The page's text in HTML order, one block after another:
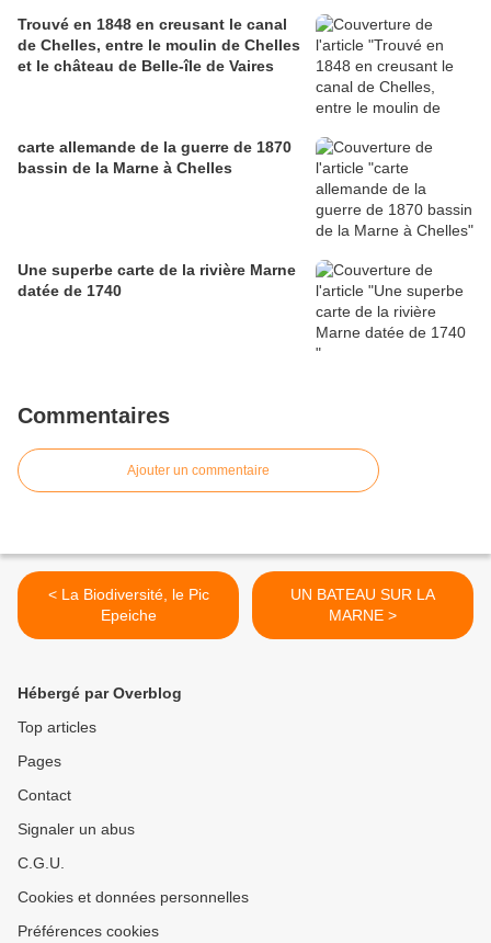
Trouvé en 1848 en creusant le canal
de Chelles, entre le moulin de Chelles
et le château de Belle-île de Vaires
carte allemande de la guerre de 1870
bassin de la Marne à Chelles
Une superbe carte de la rivière Marne
datée de 1740
Commentaires
Ajouter un commentaire
< La Biodiversité, le Pic
Epeiche
UN BATEAU SUR LA
MARNE >
Hébergé par Overblog
Top articles
Pages
Contact
Signaler un abus
C.G.U.
Cookies et données personnelles
Préférences cookies